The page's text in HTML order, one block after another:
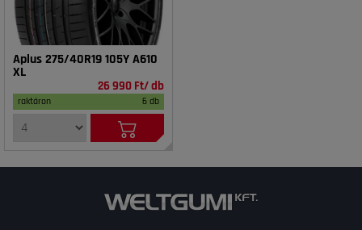
Aplus 275/40R19 105Y A610
XL
26 990 Ft/ db
raktáron 6 db